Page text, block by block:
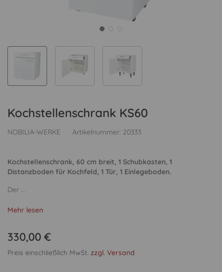
Kochstellenschrank KS60
NOBILIA-WERKE Artikelnummer: 20333
Kochstellenschrank, 60 cm breit, 1 Schubkasten, 1
Distanzboden für Kochfeld, 1 Tür, 1 Einlegeboden.
Der ...
Mehr lesen
330,00 €
Preis einschließlich MwSt. zzgl. Versand